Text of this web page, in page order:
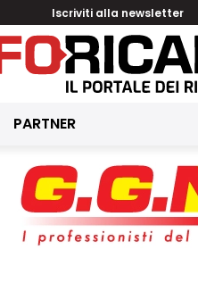
Iscriviti alla newsletter
PARTNER